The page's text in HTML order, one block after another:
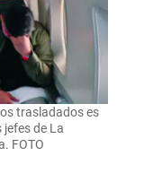
trasladados es
de La
FOTO